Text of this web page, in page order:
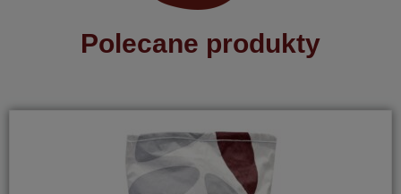
Polecane produkty